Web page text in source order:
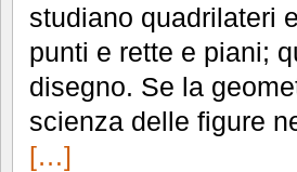
studiano quadrilateri
punti e rette e piani;
disegno. Se la
scienza delle figure
[…]